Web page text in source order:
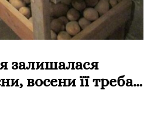
залишалася
восени її треба…